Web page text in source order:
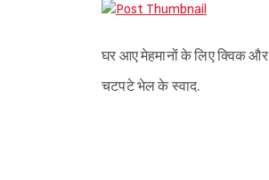
घर आए मेहमानों के लिए क्विक
चटपटे भेल के स्वाद.